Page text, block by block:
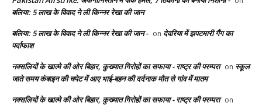
बलिया: 5 लाख के विवाद ने ली किन्नर रेखा की जान
बलिया: 5 लाख के विवाद ने ली किन्नर रेखा की जान - on देवरिया में झपटमारी गैंग का
पर्दाफाश
नक्सलियों के खात्मे की ओर बिहार, कुख्यात गिरोहों का सफाया - राष्ट्र की परम्परा on स्कूल
जाते समय कंबाइन की चपेट में आए भाई-बहन की दर्दनाक मौत से गांव में मातम
नक्सलियों के खात्मे की ओर बिहार, कुख्यात गिरोहों का सफाया - राष्ट्र की परम्परा on